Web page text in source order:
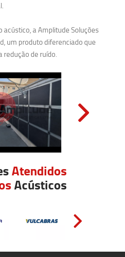
a Amplitude Soluções
um produto diferenciado que
redução de ruído.
Atendidos
Acústicos